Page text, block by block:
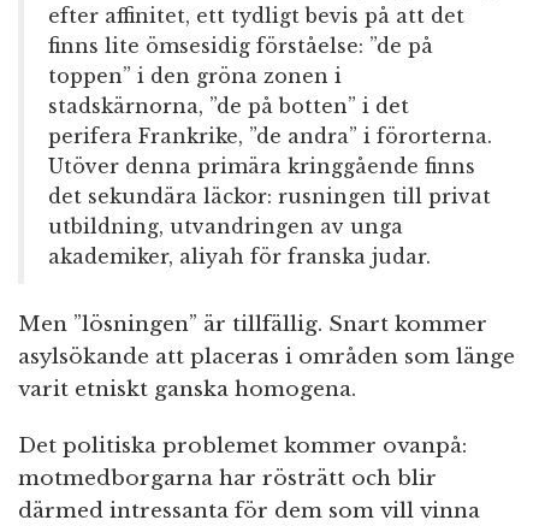
efter affinitet, ett tydligt bevis på att det
finns lite ömsesidig förståelse: ”de på
toppen” i den gröna zonen i
stadskärnorna, ”de på botten” i det
perifera Frankrike, ”de andra” i förorterna.
Utöver denna primära kringgående finns
det sekundära läckor: rusningen till privat
utbildning, utvandringen av unga
akademiker, aliyah för franska judar.
Men ”lösningen” är tillfällig. Snart kommer
asylsökande att placeras i områden som länge
varit etniskt ganska homogena.
Det politiska problemet kommer ovanpå:
motmedborgarna har rösträtt och blir
därmed intressanta för dem som vill vinna